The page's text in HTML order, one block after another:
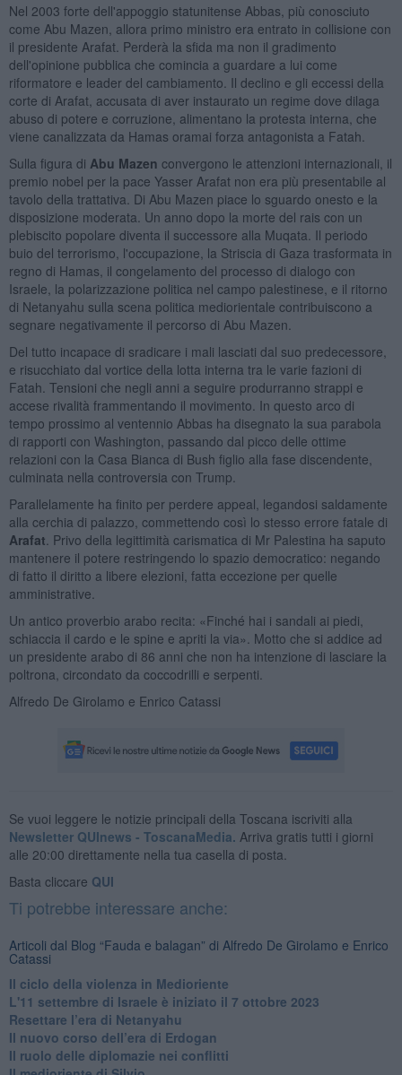
Nel 2003 forte dell'appoggio statunitense Abbas, più conosciuto
come Abu Mazen, allora primo ministro era entrato in collisione con
il presidente Arafat. Perderà la sfida ma non il gradimento
dell'opinione pubblica che comincia a guardare a lui come
riformatore e leader del cambiamento. Il declino e gli eccessi della
corte di Arafat, accusata di aver instaurato un regime dove dilaga
abuso di potere e corruzione, alimentano la protesta interna, che
viene canalizzata da Hamas oramai forza antagonista a Fatah.
Sulla figura di Abu Mazen convergono le attenzioni internazionali, il
premio nobel per la pace Yasser Arafat non era più presentabile al
tavolo della trattativa. Di Abu Mazen piace lo sguardo onesto e la
disposizione moderata. Un anno dopo la morte del rais con un
plebiscito popolare diventa il successore alla Muqata. Il periodo
buio del terrorismo, l'occupazione, la Striscia di Gaza trasformata in
regno di Hamas, il congelamento del processo di dialogo con
Israele, la polarizzazione politica nel campo palestinese, e il ritorno
di Netanyahu sulla scena politica mediorientale contribuiscono a
segnare negativamente il percorso di Abu Mazen.
Del tutto incapace di sradicare i mali lasciati dal suo predecessore,
e risucchiato dal vortice della lotta interna tra le varie fazioni di
Fatah. Tensioni che negli anni a seguire produrranno strappi e
accese rivalità frammentando il movimento. In questo arco di
tempo prossimo al ventennio Abbas ha disegnato la sua parabola
di rapporti con Washington, passando dal picco delle ottime
relazioni con la Casa Bianca di Bush figlio alla fase discendente,
culminata nella controversia con Trump.
Parallelamente ha finito per perdere appeal, legandosi saldamente
alla cerchia di palazzo, commettendo così lo stesso errore fatale di
Arafat . Privo della legittimità carismatica di Mr Palestina ha saputo
mantenere il potere restringendo lo spazio democratico: negando
di fatto il diritto a libere elezioni, fatta eccezione per quelle
amministrative.
Un antico proverbio arabo recita: «Finché hai i sandali ai piedi,
schiaccia il cardo e le spine e apriti la via». Motto che si addice ad
un presidente arabo di 86 anni che non ha intenzione di lasciare la
poltrona, circondato da coccodrilli e serpenti.
Alfredo De Girolamo e Enrico Catassi
Se vuoi leggere le notizie principali della Toscana iscriviti alla
Newsletter QUInews - ToscanaMedia. Arriva gratis tutti i giorni
alle 20:00 direttamente nella tua casella di posta.
Basta cliccare QUI
Ti potrebbe interessare anche:
Articoli dal Blog “Fauda e balagan” di Alfredo De Girolamo e Enrico
Catassi
Il ciclo della violenza in Medioriente
L'11 settembre di Israele è iniziato il 7 ottobre 2023
Resettare l’era di Netanyahu
​Il nuovo corso dell’era di Erdogan
Il ruolo delle diplomazie nei conflitti